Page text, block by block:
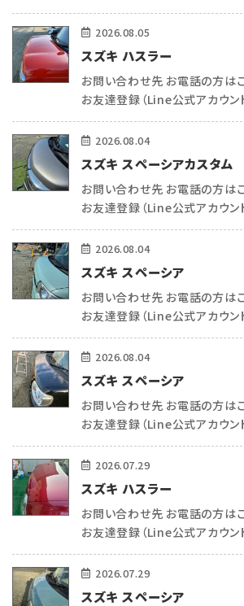
サービス内容
参考価格
施工例
会社概要
お知らせ・ブログ
注意事項
プライバシーポリシー
お問い合わせ
公式SNS
（＾＾） こんにちは 熊本で車内
している トータルリペアecoサ
です^_ […]
2026.08.05
スズキ ハスラー
お問い合わせ先 お電話の方は
お友達登録（Line公式アカウ
（＾＾） こんにちは 熊本で車内
している トータルリペアecoサ
です^_ […]
2026.08.04
スズキ スペーシアカスタム
お問い合わせ先 お電話の方は
お友達登録（Line公式アカウ
（＾＾） こんにちは 熊本で車内
している トータルリペアecoサ
です^_ […]
2026.08.04
スズキ スペーシア
お問い合わせ先 お電話の方は
お友達登録（Line公式アカウ
（＾＾） こんにちは 熊本で車内
している トータルリペアecoサ
です^_ […]
2026.08.04
スズキ スペーシア
お問い合わせ先 お電話の方は
お友達登録（Line公式アカウ
（＾＾） こんにちは 熊本で車内
している トータルリペアecoサ
です^_ […]
2026.07.29
スズキ ハスラー
お問い合わせ先 お電話の方は
お友達登録（Line公式アカウ
（＾＾） こんにちは 熊本で車内
している トータルリペアecoサ
です^_ […]
2026.07.29
スズキ スペーシア